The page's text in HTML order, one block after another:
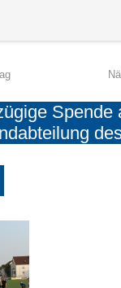
Spende